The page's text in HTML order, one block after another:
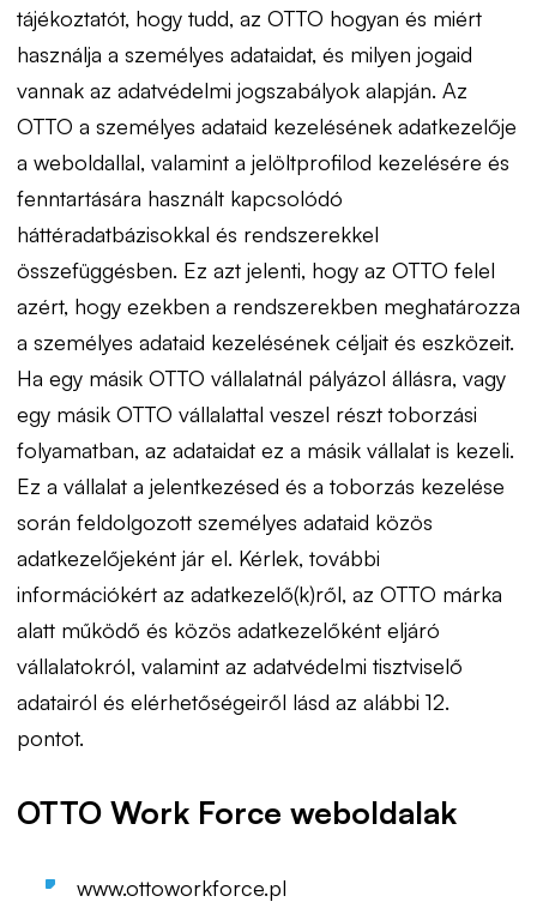
tájékoztatót, hogy tudd, az OTTO hogyan és miért
használja a személyes adataidat, és milyen jogaid
vannak az adatvédelmi jogszabályok alapján. Az
OTTO a személyes adataid kezelésének adatkezelője
a weboldallal, valamint a jelöltprofilod kezelésére és
fenntartására használt kapcsolódó
háttéradatbázisokkal és rendszerekkel
összefüggésben. Ez azt jelenti, hogy az OTTO felel
azért, hogy ezekben a rendszerekben meghatározza
a személyes adataid kezelésének céljait és eszközeit.
Ha egy másik OTTO vállalatnál pályázol állásra, vagy
egy másik OTTO vállalattal veszel részt toborzási
folyamatban, az adataidat ez a másik vállalat is kezeli.
Ez a vállalat a jelentkezésed és a toborzás kezelése
során feldolgozott személyes adataid közös
adatkezelőjeként jár el. Kérlek, további
információkért az adatkezelő(k)ről, az OTTO márka
alatt működő és közös adatkezelőként eljáró
vállalatokról, valamint az adatvédelmi tisztviselő
adatairól és elérhetőségeiről lásd az alábbi 12.
pontot.
OTTO Work Force weboldalak
www.ottoworkforce.pl